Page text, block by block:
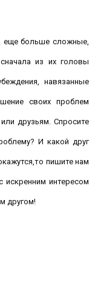
еще больше сложные,
из их головы
навязанные
своих проблем
друзьям. Спросите
И какой друг
пишите нам
искренним интересом
другом!